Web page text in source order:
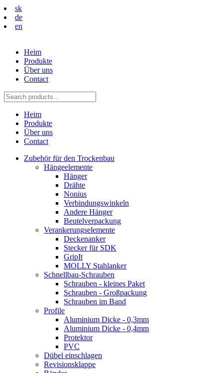
sk
de
en
Heim
Produkte
Über uns
Contact
Heim
Produkte
Über uns
Contact
Zubehör für den Trockenbau
Hängeelemente
Hänger
Drähte
Nonius
Verbindungswinkeln
Andere Hänger
Beutelverpackung
Verankerungselemente
Deckenanker
Stecker für SDK
GripIt
MOLLY Stahlanker
Schnellbau-Schrauben
Schrauben - kleines Paket
Schrauben - Großpackung
Schrauben im Band
Profile
Aluminium Dicke - 0,3mm
Aluminium Dicke - 0,4mm
Protektor
PVC
Dübel einschlagen
Revisionsklappe